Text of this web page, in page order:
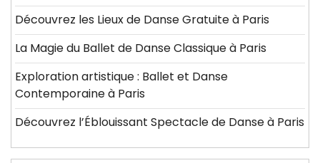
Découvrez les Lieux de Danse Gratuite à Paris
La Magie du Ballet de Danse Classique à Paris
Exploration artistique : Ballet et Danse
Contemporaine à Paris
Découvrez l’Éblouissant Spectacle de Danse à Paris